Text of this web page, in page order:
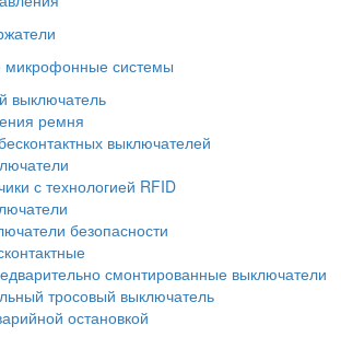
микрофонные системы
выключатель
ремня
выключателей
с технологией RFID
безопасности
смонтированные выключатели
тросовый выключатель
остановкой